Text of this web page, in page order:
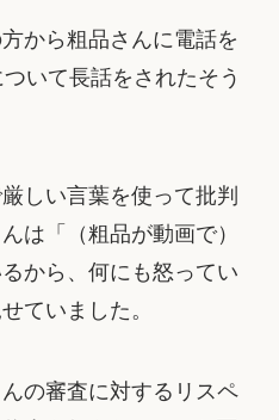
から粗品さんに電話を
いて長話をされたそう
しい言葉を使って批判
は「（粗品が動画で）
から、何にも怒ってい
ていました。
の審査に対するリスペ